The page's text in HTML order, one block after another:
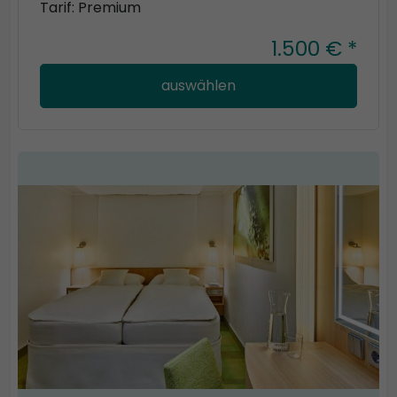
Tarif: Premium
1.500 € *
auswählen